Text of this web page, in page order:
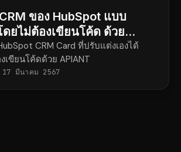
ของ HubSpot แบบ
ดยไม่ต้องเขียนโค้ด ด้วย
CRM Card ที่ปรับแต่งเองได้
เขียนโค้ดด้วย APIANT
17 มีนาคม 2567